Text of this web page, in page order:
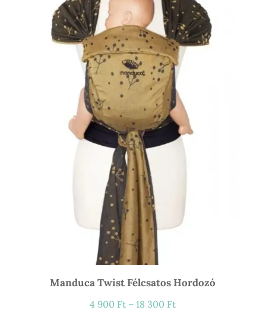
Manduca Twist Félcsatos Hordozó
4 900 Ft – 18 300 FtÁrtartomány: